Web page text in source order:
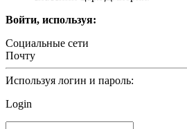
Войти, используя:
Социальные сети
Почту
Используя логин и пароль:
Login